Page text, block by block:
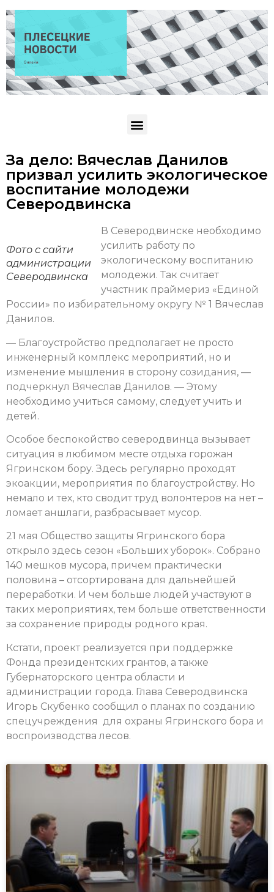
За дело: Вячеслав Данилов
призвал усилить экологическое
воспитание молодежи
Северодвинска
Фото с сайти
администрации
Северодвинска
В Северодвинске необходимо
усилить работу по
экологическому воспитанию
молодежи. Так считает
участник праймериз «Единой
России» по избирательному округу № 1 Вячеслав
Данилов.
— Благоустройство предполагает не просто
инженерный комплекс мероприятий, но и
изменение мышления в сторону созидания, —
подчеркнул Вячеслав Данилов. — Этому
необходимо учиться самому, следует учить и
детей.
Особое беспокойство северодвинца вызывает
ситуация в любимом месте отдыха горожан
Ягринском бору. Здесь регулярно проходят
экоакции, мероприятия по благоустройству. Но
немало и тех, кто сводит труд волонтеров на нет –
ломает аншлаги, разбрасывает мусор.
21 мая Общество защиты Ягринского бора
открыло здесь сезон «Больших уборок». Собрано
140 мешков мусора, причем практически
половина – отсортирована для дальнейшей
переработки. И чем больше людей участвуют в
таких мероприятиях, тем больше ответственности
за сохранение природы родного края.
Кстати, проект реализуется при поддержке
Фонда президентских грантов, а также
Губернаторского центра области и
администрации города. Глава Северодвинска
Игорь Скубенко сообщил о планах по созданию
спецучреждения для охраны Ягринского бора и
воспроизводства лесов.